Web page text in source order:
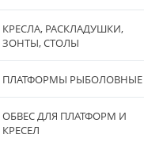
КРЕСЛА, РАСКЛАДУШКИ,
ЗОНТЫ, СТОЛЫ
ПЛАТФОРМЫ РЫБОЛОВНЫЕ
ОБВЕС ДЛЯ ПЛАТФОРМ И
КРЕСЕЛ